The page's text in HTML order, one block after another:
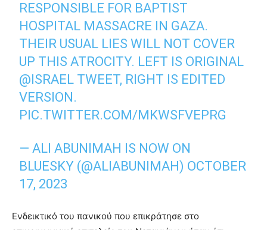
RESPONSIBLE FOR BAPTIST
HOSPITAL MASSACRE IN GAZA.
THEIR USUAL LIES WILL NOT COVER
UP THIS ATROCITY. LEFT IS ORIGINAL
@ISRAEL TWEET, RIGHT IS EDITED
VERSION.
PIC.TWITTER.COM/MKWSFVEPRG
— ALI ABUNIMAH IS NOW ON
BLUESKY (@ALIABUNIMAH) OCTOBER
17, 2023
Ενδεικτικό του πανικού που επικράτησε στο